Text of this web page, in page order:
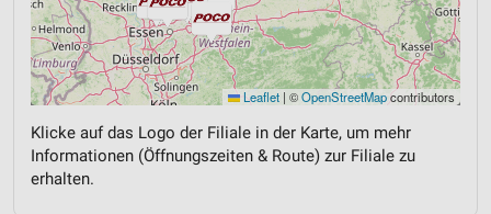
Leaflet | ©OpenStreetMapcontributors
Klicke auf das Logo der Filiale in der Karte, um mehr
Informationen (Öffnungszeiten & Route) zur Filiale zu
erhalten.